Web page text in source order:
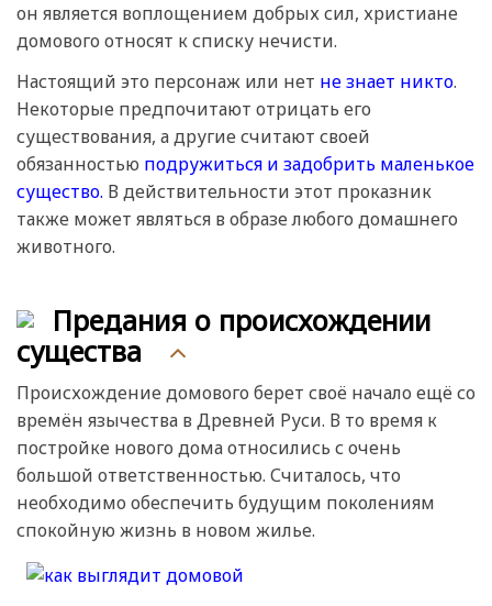
он является воплощением добрых сил, христиане
домового относят к списку нечисти.
Настоящий это персонаж или нет не знает никто.
Некоторые предпочитают отрицать его
существования, а другие считают своей
обязанностью подружиться и задобрить маленькое
существо. В действительности этот проказник
также может являться в образе любого домашнего
животного.
Предания о происхождении
существа
Происхождение домового берет своё начало ещё со
времён язычества в Древней Руси. В то время к
постройке нового дома относились с очень
большой ответственностью. Считалось, что
необходимо обеспечить будущим поколениям
спокойную жизнь в новом жилье.